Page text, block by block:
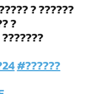
? ??????
?
#??????